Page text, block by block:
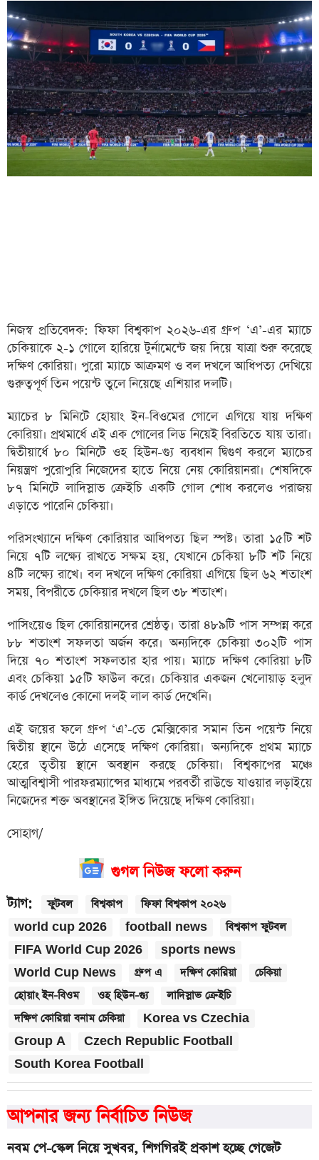
নিজস্ব প্রতিবেদক: ফিফা বিশ্বকাপ ২০২৬-এর গ্রুপ ‘এ’-এর ম্যাচে
চেকিয়াকে ২-১ গোলে হারিয়ে টুর্নামেন্টে জয় দিয়ে যাত্রা শুরু করেছে
দক্ষিণ কোরিয়া। পুরো ম্যাচে আক্রমণ ও বল দখলে আধিপত্য দেখিয়ে
গুরুত্বপূর্ণ তিন পয়েন্ট তুলে নিয়েছে এশিয়ার দলটি।
ম্যাচের ৮ মিনিটে হোয়াং ইন-বিওমের গোলে এগিয়ে যায় দক্ষিণ
কোরিয়া। প্রথমার্ধে এই এক গোলের লিড নিয়েই বিরতিতে যায় তারা।
দ্বিতীয়ার্ধে ৮০ মিনিটে ওহ হিউন-গ্যু ব্যবধান দ্বিগুণ করলে ম্যাচের
নিয়ন্ত্রণ পুরোপুরি নিজেদের হাতে নিয়ে নেয় কোরিয়ানরা। শেষদিকে
৮৭ মিনিটে লাদিস্লাভ ক্রেইচি একটি গোল শোধ করলেও পরাজয়
এড়াতে পারেনি চেকিয়া।
পরিসংখ্যানে দক্ষিণ কোরিয়ার আধিপত্য ছিল স্পষ্ট। তারা ১৫টি শট
নিয়ে ৭টি লক্ষ্যে রাখতে সক্ষম হয়, যেখানে চেকিয়া ৮টি শট নিয়ে
৪টি লক্ষ্যে রাখে। বল দখলে দক্ষিণ কোরিয়া এগিয়ে ছিল ৬২ শতাংশ
সময়, বিপরীতে চেকিয়ার দখলে ছিল ৩৮ শতাংশ।
পাসিংয়েও ছিল কোরিয়ানদের শ্রেষ্ঠত্ব। তারা ৪৮৯টি পাস সম্পন্ন করে
৮৮ শতাংশ সফলতা অর্জন করে। অন্যদিকে চেকিয়া ৩০২টি পাস
দিয়ে ৭০ শতাংশ সফলতার হার পায়। ম্যাচে দক্ষিণ কোরিয়া ৮টি
এবং চেকিয়া ১৫টি ফাউল করে। চেকিয়ার একজন খেলোয়াড় হলুদ
কার্ড দেখলেও কোনো দলই লাল কার্ড দেখেনি।
এই জয়ের ফলে গ্রুপ ‘এ’-তে মেক্সিকোর সমান তিন পয়েন্ট নিয়ে
দ্বিতীয় স্থানে উঠে এসেছে দক্ষিণ কোরিয়া। অন্যদিকে প্রথম ম্যাচে
হেরে তৃতীয় স্থানে অবস্থান করছে চেকিয়া। বিশ্বকাপের মঞ্চে
আত্মবিশ্বাসী পারফরম্যান্সের মাধ্যমে পরবর্তী রাউন্ডে যাওয়ার লড়াইয়ে
নিজেদের শক্ত অবস্থানের ইঙ্গিত দিয়েছে দক্ষিণ কোরিয়া।
সোহাগ/
গুগল নিউজ ফলো করুন
ট্যাগ: ফুটবল বিশ্বকাপ
ফিফা বিশ্বকাপ ২০২৬
world cup 2026
football news
বিশ্বকাপ ফুটবল
FIFA World Cup 2026
sports news
World Cup News
গ্রুপ এ দক্ষিণ কোরিয়া
চেকিয়া
হোয়াং ইন-বিওম
ওহ হিউন-গ্যু
লাদিস্লাভ ক্রেইচি
দক্ষিণ কোরিয়া বনাম চেকিয়া
Korea vs Czechia
Group A
Czech Republic Football
South Korea Football
আপনার জন্য নির্বাচিত নিউজ
নবম পে-স্কেল নিয়ে সুখবর, শিগগিরই প্রকাশ হচ্ছে গেজেট